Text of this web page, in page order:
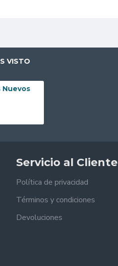
VISTO
Nuevos
Servicio al Cliente
Política de privacidad
Términos y condiciones
Devoluciones